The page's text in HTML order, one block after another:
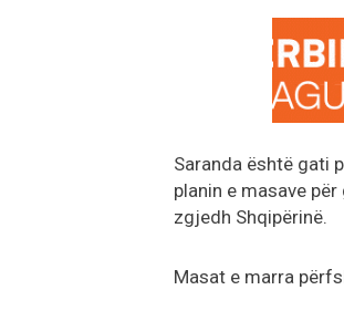
Saranda është gati
planin e masave
zgjedh Shqipërinë.
Masat e marra